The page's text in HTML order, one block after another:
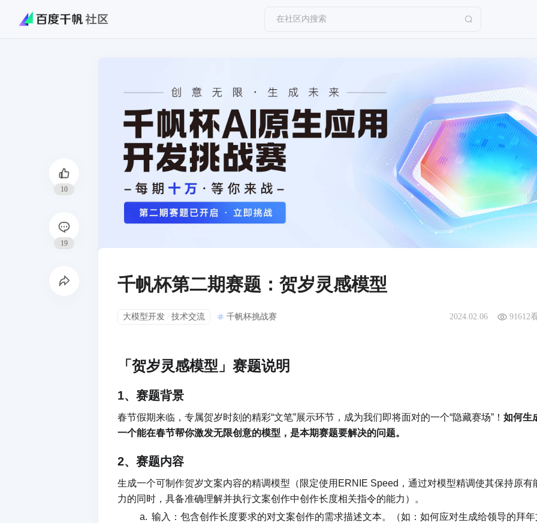
在社区内搜索
10
19
千帆杯第二期赛题：贺岁灵感模型
大模型开发 / 技术交流 千帆杯挑战赛 2024.02.06 91612
「贺岁灵感模型」赛题说明
1、赛题背景
春节假期来临， 专属贺岁时刻的精彩“文笔”展示环节，成为我们即将面对的一个“隐藏赛场”！ 如何生
一个能在春节帮你激发无限创意的模型，是本期赛题要解决的问题。
2、 赛题内容
生成一个可制作贺岁文案内容的精调模型（限定使用ERNIE Speed，通过对模型精调使其保持原有
力的同时，具备准确理解并执行文案创作中创作长度相关指令的能力）。
输入：包含创作长度要求的对文案创作的需求描述文本。（如：如何应对生成给领导的拜年